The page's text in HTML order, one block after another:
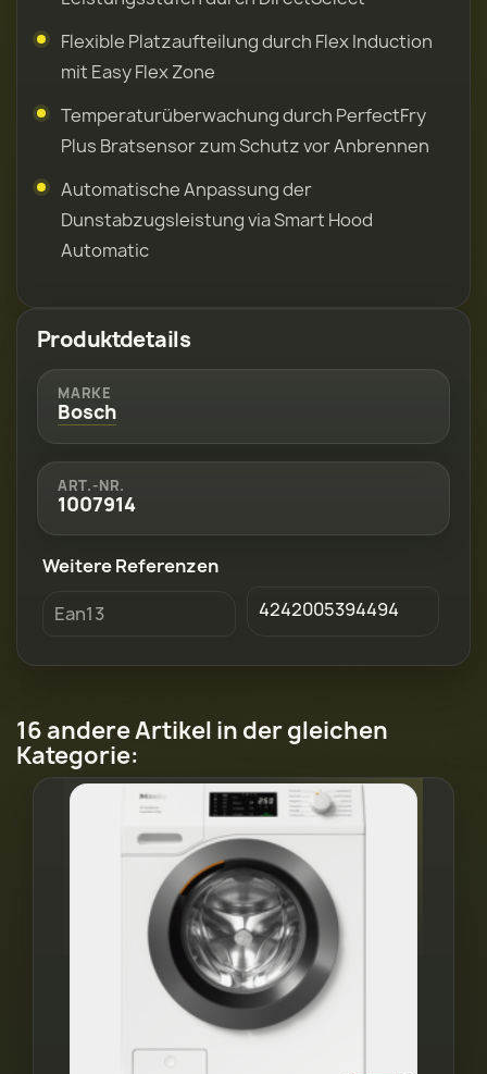
Flexible Platzaufteilung durch Flex Induction
mit Easy Flex Zone
Temperaturüberwachung durch PerfectFry
Plus Bratsensor zum Schutz vor Anbrennen
Automatische Anpassung der
Dunstabzugsleistung via Smart Hood
Automatic
Produktdetails
MARKE
Bosch
ART.-NR.
1007914
Weitere Referenzen
Ean13
4242005394494
16 andere Artikel in der gleichen
Kategorie: